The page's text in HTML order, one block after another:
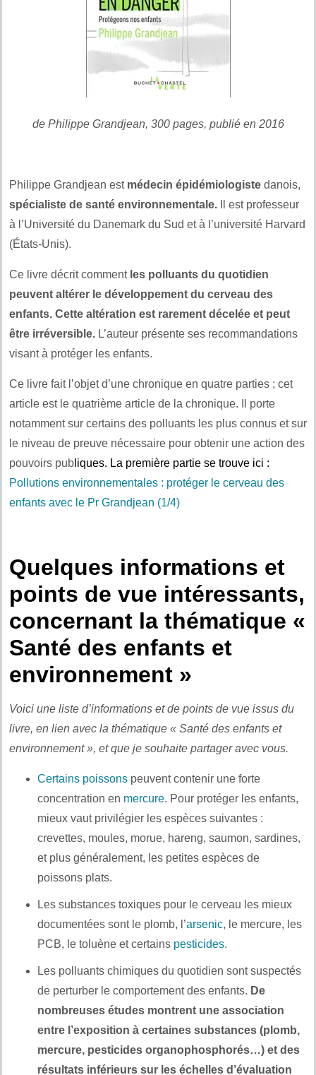
de Philippe Grandjean, 300 pages, publié en 2016
Philippe Grandjean estmédecin épidémiologiste danois,
spécialiste de santé environnementale. Il est professeur
à l’Université du Danemark du Sud et à l’université Harvard
(États-Unis).
Ce livre décrit comment les polluants du quotidien
peuvent altérer le développement du cerveau des
enfants. Cette altération est rarement décelée et peut
être irréversible. L’auteur présente ses recommandations
visant à protéger les enfants.
Ce livre fait l’objet d’une chronique en quatre parties ; cet
article est le quatrième article de la chronique. Il porte
notamment sur certains des polluants les plus connus et sur
le niveau de preuve nécessaire pour obtenir une action des
pouvoirs pub liques. La première partie se trouve ici :
Pollutions environnementales : protéger le cerveau des
enfants avec le Pr Grandjean (1/4)
Quelques informations et
points de vue intéressants,
concernant la thématique «
Santé des enfants et
environnement »
Voici une liste d’informations et de points de vue issus du
livre, en lien avec la thématique « Santé des enfants et
environnement », et que je souhaite partager avec vous.
Certains poissons peuvent contenir une forte
concentration en mercure. Pour protéger les enfants,
mieux vaut privilégier les espèces suivantes :
crevettes, moules, morue, hareng, saumon, sardines,
et plus généralement, les petites espèces de
poissons plats.
Les substances toxiques pour le cerveau les mieux
documentées sont le plomb, l’arsenic, le mercure, les
PCB, le toluène et certains pesticides.
Les polluants chimiques du quotidien sont suspectés
de perturber le comportement des enfants. De
nombreuses études montrent une association
entre l’exposition à certaines substances (plomb,
mercure, pesticides organophosphorés…) et des
résultats inférieurs sur les échelles d’évaluation